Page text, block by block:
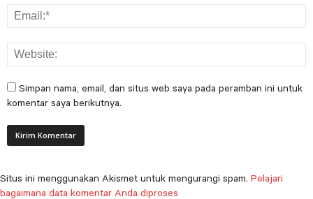
Simpan nama, email, dan situs web saya pada peramban ini untuk
komentar saya berikutnya.
Situs ini menggunakan Akismet untuk mengurangi spam. Pelajari
bagaimana data komentar Anda diproses